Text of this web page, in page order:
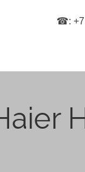
☎: +7